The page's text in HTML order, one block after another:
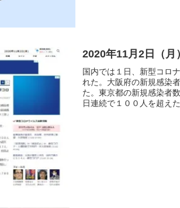
2020年11月2日（
国内では１日、新型コロ
れた。大阪府の新規感染
た。東京都の新規感染者
日連続で１００人を超え